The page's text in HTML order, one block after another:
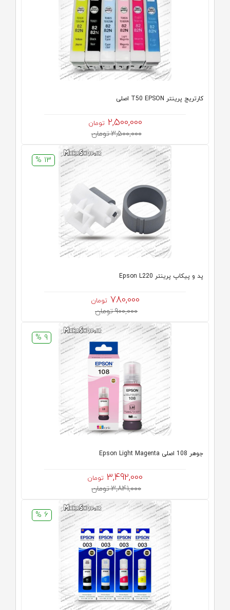
کارتریج پرینتر T50 EPSON اصلی
2,500,000 تومان
3,500,000 تومان
13 %
پد و پیکاپ پرینتر Epson L220
780,000 تومان
900,000 تومان
9 %
جوهر 108 اصلی Epson Light Magenta
3,492,000 تومان
3,841,000 تومان
6 %